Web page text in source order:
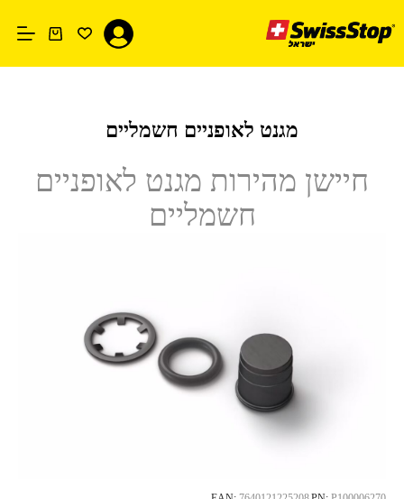
to
content
עגלת
מגנט לאופניים חשמליים
חיישן מהירות מגנט לאופניים
חשמליים